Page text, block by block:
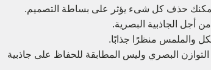
حذف كل شىء يؤثر على بساطة التصميم.
أجل الجاذبية البصرية.
والملمس منظرًا جذابًا.
البصري وليس المطابقة للحفاظ على جاذبية